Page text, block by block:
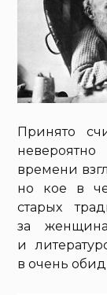
Принято
времени
но кое в
старых
за
и
в очень